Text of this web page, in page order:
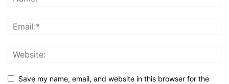
Save my name, email, and website in this browser for the